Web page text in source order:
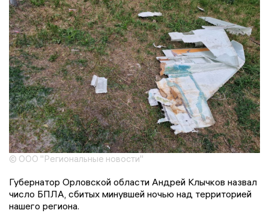
© ООО "Региональные новости"
Губернатор Орловской области Андрей Клычков назвал
число БПЛА, сбитых минувшей ночью над территорией
нашего региона.